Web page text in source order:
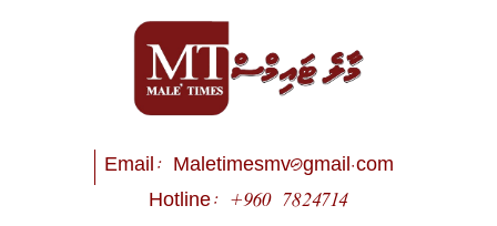
Email: Maletimesmv@gmail.com
Hotline: +960 7824714